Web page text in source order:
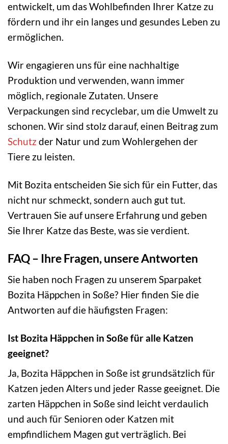
entwickelt, um das Wohlbefinden Ihrer Katze zu
fördern und ihr ein langes und gesundes Leben zu
ermöglichen.
Wir engagieren uns für eine nachhaltige
Produktion und verwenden, wann immer
möglich, regionale Zutaten. Unsere
Verpackungen sind recyclebar, um die Umwelt zu
schonen. Wir sind stolz darauf, einen Beitrag zum
Schutz der Natur und zum Wohlergehen der
Tiere zu leisten.
Mit Bozita entscheiden Sie sich für ein Futter, das
nicht nur schmeckt, sondern auch gut tut.
Vertrauen Sie auf unsere Erfahrung und geben
Sie Ihrer Katze das Beste, was sie verdient.
FAQ – Ihre Fragen, unsere Antworten
Sie haben noch Fragen zu unserem Sparpaket
Bozita Häppchen in Soße? Hier finden Sie die
Antworten auf die häufigsten Fragen:
Ist Bozita Häppchen in Soße für alle Katzen
geeignet?
Ja, Bozita Häppchen in Soße ist grundsätzlich für
Katzen jeden Alters und jeder Rasse geeignet. Die
zarten Häppchen in Soße sind leicht verdaulich
und auch für Senioren oder Katzen mit
empfindlichem Magen gut verträglich. Bei